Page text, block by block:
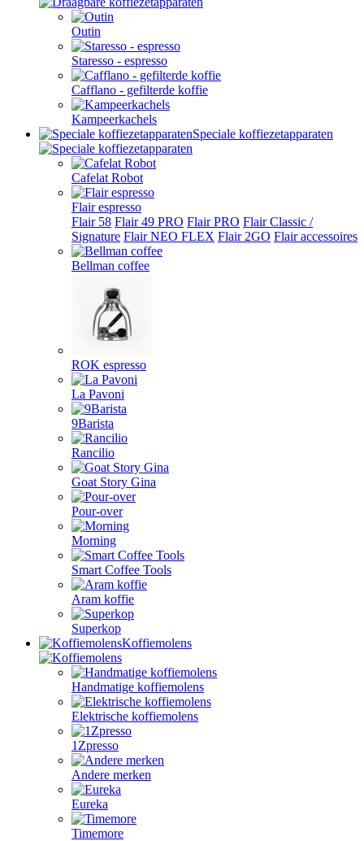
Outin
Staresso - espresso
Cafflano - gefilterde koffie
Kampeerkachels
Speciale koffiezetapparaten
Cafelat Robot
Flair espresso
Flair 58 Flair 49 PRO Flair PRO Flair Classic /
Signature Flair NEO FLEX Flair 2GO Flair accessoires
Bellman coffee
ROK espresso
La Pavoni
9Barista
Rancilio
Goat Story Gina
Pour-over
Morning
Smart Coffee Tools
Aram koffie
Superkop
Koffiemolens
Handmatige koffiemolens
Elektrische koffiemolens
1Zpresso
Andere merken
Eureka
Timemore